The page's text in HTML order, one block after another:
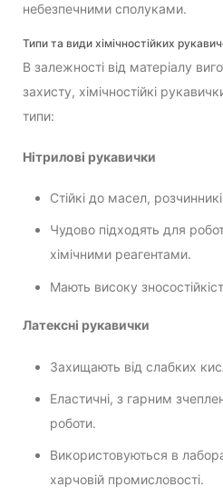
небезпечними сполуками.
Типи та види хімічностійких
В залежності від матеріалу
захисту, хімічностійкі
типи:
Нітрилові рукавички
Стійкі до масел,
Чудово підходять для
хімічними реагентами.
Мають високу
Латексні рукавички
Захищають від слабких
Еластичні, з гарним
роботи.
Використовуються в
харчовій промисловості.